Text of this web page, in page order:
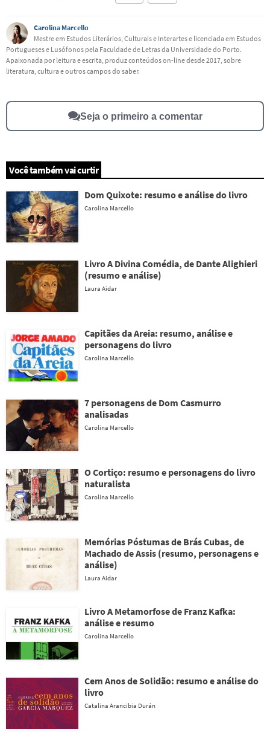
Este conteúdo contém informação incorreta
Este conteúdo não tem a informação que procuro
Carolina Marcello
Mestre em Estudos Literários, Culturais e Interartes e licenciada em Estudos
Portugueses e Lusófonos pela Faculdade de Letras da Universidade do Porto.
Apaixonada por leitura e escrita, produz conteúdos on-line desde 2017, sobre
literatura, cultura e outros campos do saber.
Seja o primeiro a comentar
Você também vai curtir
Dom Quixote: resumo e análise do livro
Carolina Marcello
Livro A Divina Comédia, de Dante Alighieri
(resumo e análise)
Laura Aidar
Capitães da Areia: resumo, análise e
personagens do livro
Carolina Marcello
7 personagens de Dom Casmurro
analisadas
Carolina Marcello
O Cortiço: resumo e personagens do livro
naturalista
Carolina Marcello
Memórias Póstumas de Brás Cubas, de
Machado de Assis (resumo, personagens e
análise)
Laura Aidar
Livro A Metamorfose de Franz Kafka:
análise e resumo
Carolina Marcello
Cem Anos de Solidão: resumo e análise do
livro
Catalina Arancibia Durán